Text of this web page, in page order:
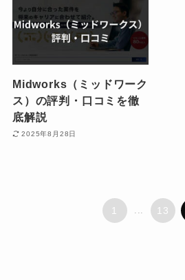
Midworks（ミッドワーク
ス）の評判・口コミを徹
底解説
2025年8月28日
1 13